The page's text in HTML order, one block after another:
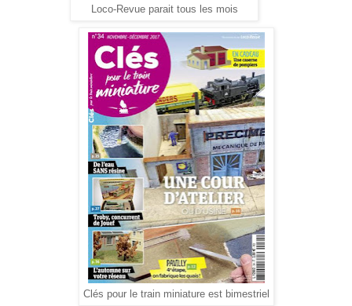
Loco-Revue parait tous les mois
Clés pour le train miniature est bimestriel